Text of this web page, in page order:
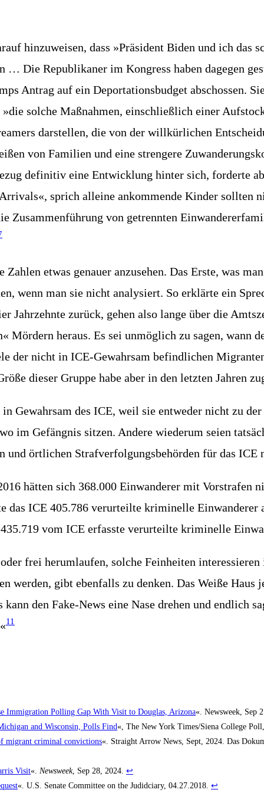
hin­zu­wei­sen, dass »Prä­si­dent Biden und ich das
… Die Repu­bli­ka­ner im Kon­gress haben dage­gen
Antrag auf ein Depor­ta­ti­ons­bud­get abschos­sen.
sol­che Maß­nah­men, ein­schließ­lich einer
dar­stel­len, die von der will­kür­li­chen
von Fami­li­en und eine stren­ge­re
defi­ni­tiv eine Ent­wick­lung hin­ter sich, for­der­te
sprich allei­ne ankom­men­de Kin­der soll­ten
Zusam­men­füh­rung von getrenn­ten
etwas genau­er anzu­se­hen. Das Ers­te, was
wenn man sie nicht ana­ly­siert. So erklär­te ein
Jahr­zehn­te zurück, gehen also lan­ge über die
Mör­dern her­aus. Es sei unmög­lich zu sagen, wann
der nicht in ICE-Gewahr­sam befind­li­chen
die­ser Grup­pe habe aber in den letz­ten Jah­ren
Gewahr­sam des ICE, weil sie ent­we­der nicht zu
im Gefäng­nis sit­zen. Ande­re wie­der­um sei­en
und ört­li­chen Straf­ver­fol­gungs­be­hör­den für das
hät­ten sich 368.000 Ein­wan­de­rer mit Vor­stra­fen
das ICE 405.786 ver­ur­teil­te kri­mi­nel­le
vom ICE erfass­te ver­ur­teil­te kri­mi­nel­le
frei her­um­lau­fen, sol­che Fein­hei­ten
wer­den, gibt eben­falls zu den­ken. Das Wei­ße
den Fake-News eine Nase dre­hen und end­lich
11
Immi­gra­ti­on Pol­ling Gap With Visit to Dou­glas, Ari­zo­na«. News­week, Sep
and Wis­con­sin, Polls Find«, The New York Times/Siena Col­lege
migrant cri­mi­nal con­vic­tions«. Straight Arrow News, Sept, 2024. Das
Visit«. News­week, Sep 28, 2024. ↩︎
«. U.S. Sena­te Com­mit­tee on the Judidcia­ry, 04.27.2018. ↩︎